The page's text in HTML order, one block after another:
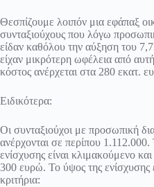
Θεσπίζουμε λοιπόν μια εφάπαξ
συνταξιούχους που λόγω
είδαν καθόλου την αύξηση του
είχαν μικρότερη ωφέλεια από
κόστος ανέρχεται στα 280 εκατ.
Ειδικότερα:
Οι συνταξιούχοι με προσωπική
ανέρχονται σε περίπου
ενίσχυσης είναι κλιμακούμενο
300 ευρώ. Το ύψος της ενίσχυσης
κριτήρια: